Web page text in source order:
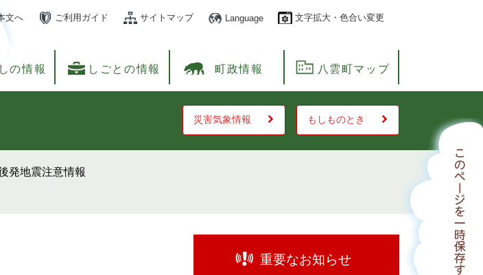
文へ ご利用ガイド サイトマップ Language 文字拡大・色合い変更
の情報 しごとの情報 町政情報 八雲町マップ
災害気象情報 もしものとき
発地震注意情報
重要なお知らせ